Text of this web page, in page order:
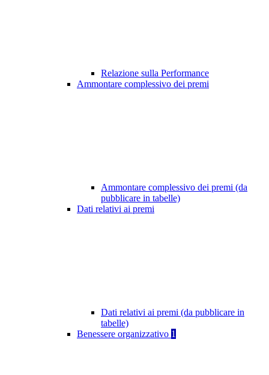
Relazione sulla Performance
Ammontare complessivo dei premi
Ammontare complessivo dei premi (da
pubblicare in tabelle)
Dati relativi ai premi
Dati relativi ai premi (da pubblicare in
tabelle)
Benessere organizzativo 1